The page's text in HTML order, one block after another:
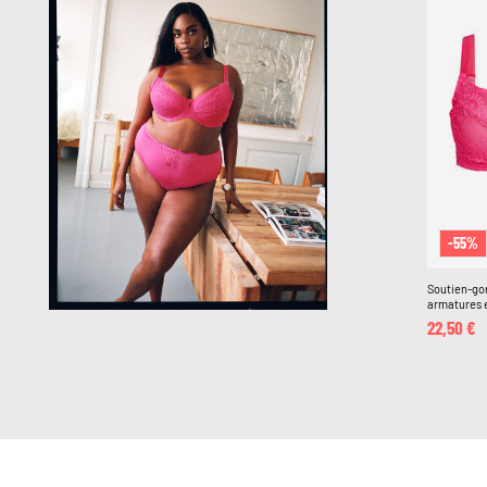
-55%
Soutien-
armatures
22,50 €